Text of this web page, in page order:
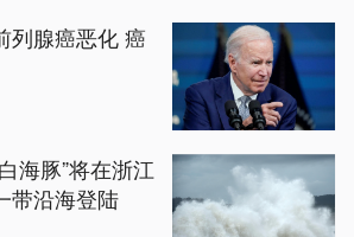
列腺癌恶化 癌
海豚”将在浙江
带沿海登陆